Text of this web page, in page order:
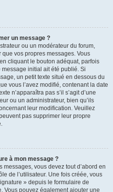
un message ?
ou un modérateur du forum,
vos propres messages. Vous
cliquant le bouton adéquat, parfois
initial ait été publié. Si
un petit texte situé en dessous du
vous l’avez modifié, contenant la date
n’apparaîtra pas s’il s’agit d’une
ou un administrateur, bien qu’ils
leur modification. Veuillez
pas supprimer leur propre
à mon message ?
vous devez tout d’abord en
de l’utilisateur. Une fois créée, vous
» depuis le formulaire de
Vous pouvez également ajouter une